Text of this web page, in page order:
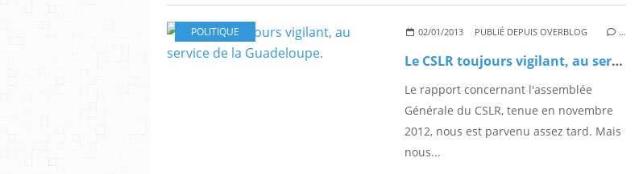
POLITIQUE 02/01/2013 PUBLIÉ DEPUIS OVERBLOG …
Le CSLR toujours vigilant, au service de la Guadeloupe.
Le rapport concernant l'assemblée
Générale du CSLR, tenue en novembre
2012, nous est parvenu assez tard. Mais
nous...